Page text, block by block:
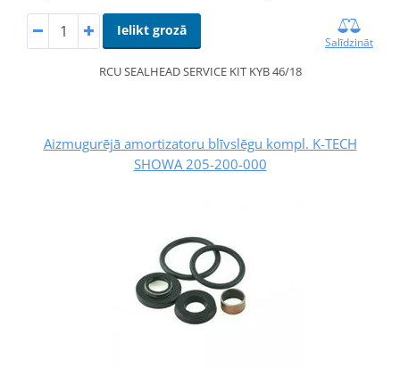
Ielikt grozā
Salīdzināt
RCU SEALHEAD SERVICE KIT KYB 46/18
Aizmugurējā amortizatoru blīvslēgu kompl. K-TECH
SHOWA 205-200-000